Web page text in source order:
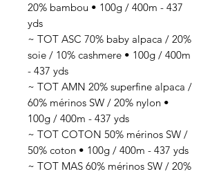
20% bambou • 100g / 400m - 437
yds
~ TOT ASC 70% baby alpaca / 20%
soie / 10% cashmere • 100g / 400m
- 437 yds
~ TOT AMN 20% superfine alpaca /
60% mérinos SW / 20% nylon •
100g / 400m - 437 yds
~ TOT COTON 50% mérinos SW /
50% coton • 100g / 400m - 437 yds
~ TOT MAS 60% mérinos SW / 20%